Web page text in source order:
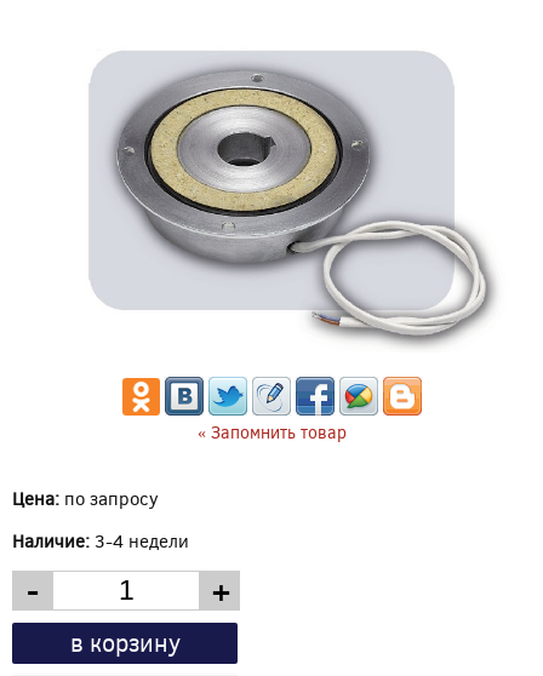
« Запомнить товар
Цена: по запросу
Наличие: 3-4 недели
- +
в корзину